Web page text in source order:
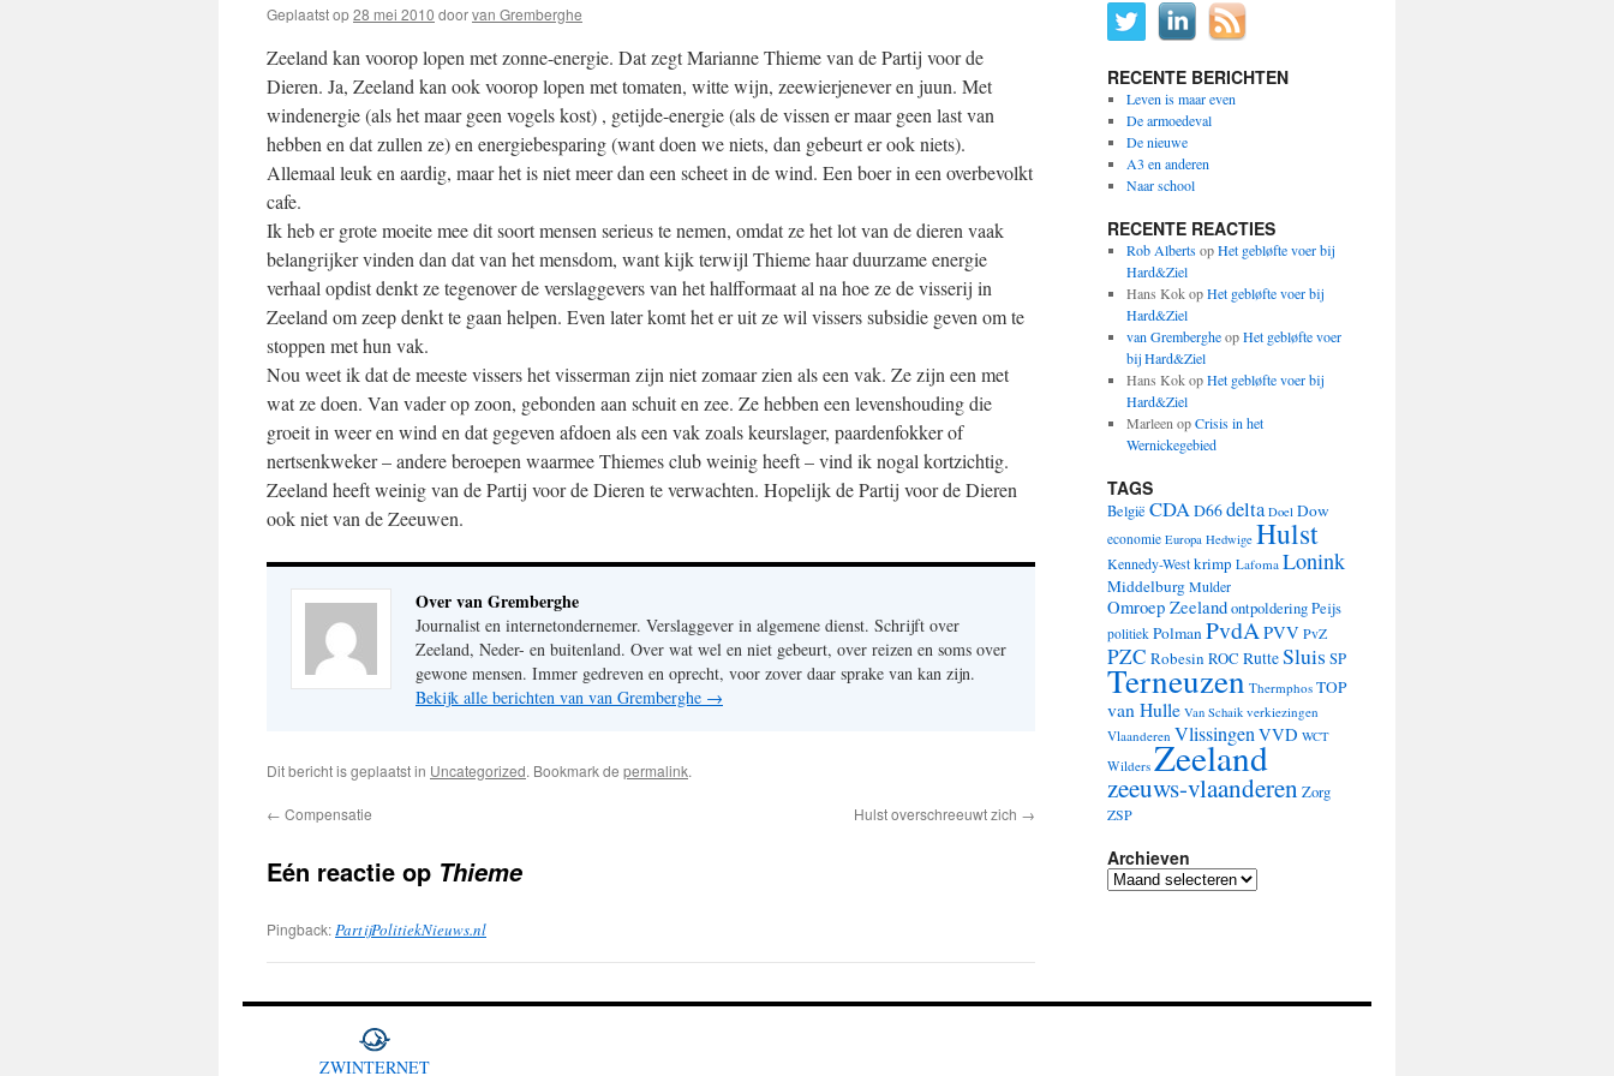
Geplaatst op28 mei 2010 doorvan Gremberghe
Zeeland kan voorop lopen met zonne-energie. Dat zegt Marianne Thieme van de Partij voor de
Dieren. Ja, Zeeland kan ook voorop lopen met tomaten, witte wijn, zeewierjenever en juun. Met
windenergie (als het maar geen vogels kost) , getijde-energie (als de vissen er maar geen last van
hebben en dat zullen ze) en energiebesparing (want doen we niets, dan gebeurt er ook niets).
Allemaal leuk en aardig, maar het is niet meer dan een scheet in de wind. Een boer in een overbevolkt
cafe.
Ik heb er grote moeite mee dit soort mensen serieus te nemen, omdat ze het lot van de dieren vaak
belangrijker vinden dan dat van het mensdom, want kijk terwijl Thieme haar duurzame energie
verhaal opdist denkt ze tegenover de verslaggevers van het halfformaat al na hoe ze de visserij in
Zeeland om zeep denkt te gaan helpen. Even later komt het er uit ze wil vissers subsidie geven om te
stoppen met hun vak.
Nou weet ik dat de meeste vissers het visserman zijn niet zomaar zien als een vak. Ze zijn een met
wat ze doen. Van vader op zoon, gebonden aan schuit en zee. Ze hebben een levenshouding die
groeit in weer en wind en dat gegeven afdoen als een vak zoals keurslager, paardenfokker of
nertsenkweker – andere beroepen waarmee Thiemes club weinig heeft – vind ik nogal kortzichtig.
Zeeland heeft weinig van de Partij voor de Dieren te verwachten. Hopelijk de Partij voor de Dieren
ook niet van de Zeeuwen.
Over van Gremberghe
Journalist en internetondernemer. Verslaggever in algemene dienst. Schrijft over
Zeeland, Neder- en buitenland. Over wat wel en niet gebeurt, over reizen en soms over
gewone mensen. Immer gedreven en oprecht, voor zover daar sprake van kan zijn.
Bekijk alle berichten van van Gremberghe →
Dit bericht is geplaatst in Uncategorized. Bookmark de permalink.
← Compensatie Hulst overschreeuwt zich →
Eén reactie op Thieme
Pingback:PartijPolitiekNieuws.nl
RECENTE BERICHTEN
Leven is maar even
De armoedeval
De nieuwe
A3 en anderen
Naar school
RECENTE REACTIES
Rob AlbertsopHet gebløfte voer bij
Hard&Ziel
Hans KokopHet gebløfte voer bij
Hard&Ziel
van GrembergheopHet gebløfte voer
bij Hard&Ziel
Hans KokopHet gebløfte voer bij
Hard&Ziel
Marleen opCrisis in het
Wernickegebied
TAGS
België CDAD66delta Doel Dow
economie Europa Hedwige Hulst
Kennedy-Westkrimp Lafoma Lonink
MiddelburgMulder
Omroep ZeelandontpolderingPeijs
politiek PolmanPvdAPVV PvZ
PZC Robesin ROC RutteSluis SP
Terneuzen Thermphos TOP
van Hulle Van Schaik verkiezingen
Vlaanderen VlissingenVVD WCT
Wilders Zeeland
zeeuws-vlaanderen Zorg
ZSP
Archieven
Archieven
ZWINTERNET